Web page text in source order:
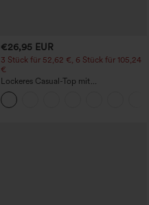
€26,95 EUR
3 Stück für 52,62 €, 6 Stück für 105,24
€
Lockeres Casual-Top mit
Rundhalsausschnitt und
Fledermausärmeln